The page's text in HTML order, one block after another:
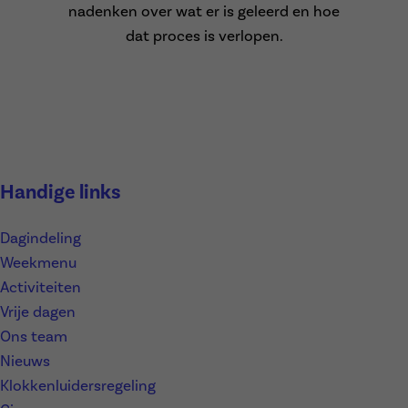
nadenken over wat er is geleerd en hoe
dat proces is verlopen.
Handige links
Dagindeling
Weekmenu
Activiteiten
Vrije dagen
Ons team
Nieuws
Klokkenluidersregeling